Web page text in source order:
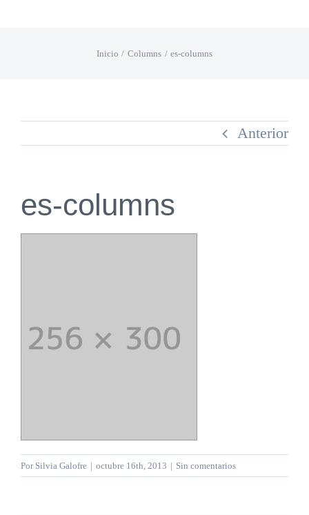
Inicio Columns es-columns
Anterior
es-columns
Por Silvia Galofre | octubre 16th, 2013 | Sin comentarios